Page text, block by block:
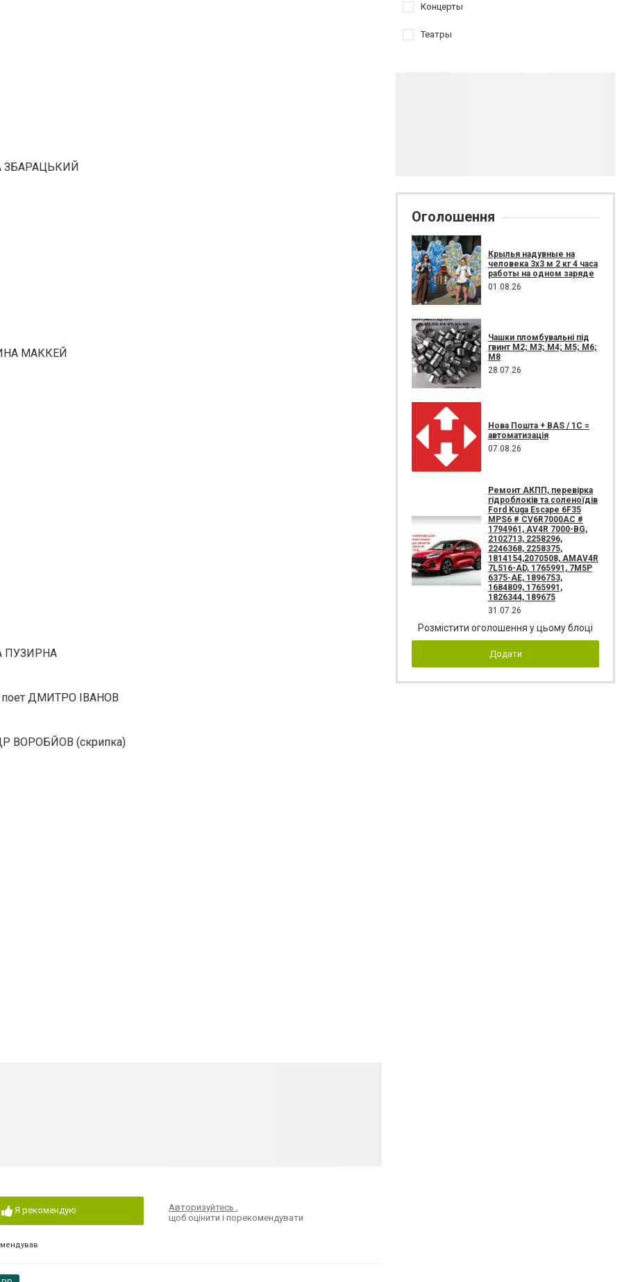
ЗБАРАЦЬКИЙ
МАККЕЙ
ПУЗИРНА
поет ДМИТРО ІВАНОВ
ВОРОБЙОВ (скрипка)
Я рекомендую Авторизуйтесь,
щоб оцінити і порекомендувати
Концерты
Театры
Оголошення
Крылья надувные на
человека 3х3 м 2 кг 4 часа
работы на одном заряде
01.08.26
Чашки пломбувальні під
гвинт М2; М3; М4; М5; М6;
М8
28.07.26
Нова Пошта + BAS / 1C =
автоматизація
07.08.26
Ремонт АКПП, перевірка
гідроблоків та соленоїдів
Ford Kuga Escape 6F35
MPS6 # CV6R7000AC #
1794961, AV4R 7000-BG,
2102713, 2258296,
2246368, 2258375,
1814154,2070508, AMAV4R
7L516-AD, 1765991, 7M5P
6375-AE, 1896753,
1684809, 1765991,
1826344, 189675
31.07.26
Розмістити оголошення у цьому блоці
Додати